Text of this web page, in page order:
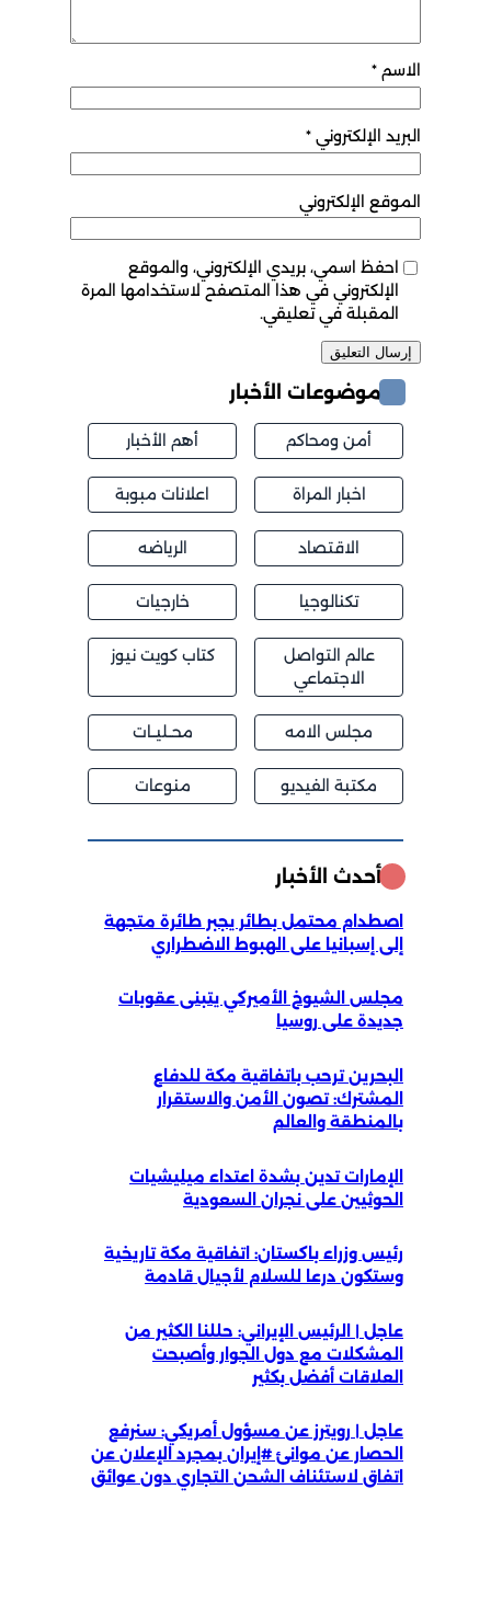
الاسم *
البريد الإلكتروني *
الموقع الإلكتروني
احفظ اسمي، بريدي الإلكتروني، والموقع
الإلكتروني في هذا المتصفح لاستخدامها المرة
المقبلة في تعليقي.
موضوعات الأخبار
أمن ومحاكم أهم الأخبار
اخبار المراة اعلانات مبوبة
الاقتصاد الرياضه
تكنالوجيا خارجيات
عالم التواصل
الاجتماعي
كتاب كويت نيوز
مجلس الامه محــليــات
مكتبة الفيديو منوعات
أحدث الأخبار
اصطدام محتمل بطائر يجبر طائرة متجهة
إلى إسبانيا على الهبوط الاضطراري
مجلس الشيوخ الأميركي يتبنى عقوبات
جديدة على روسيا
البحرين ترحب باتفاقية مكة للدفاع
المشترك: تصون الأمن والاستقرار
بالمنطقة والعالم
الإمارات تدين بشدة اعتداء ميليشيات
الحوثيين على نجران السعودية
رئيس وزراء باكستان: اتفاقية مكة تاريخية
وستكون درعا للسلام لأجيال قادمة
عاجل | الرئيس الإيراني: حللنا الكثير من
المشكلات مع دول الجوار وأصبحت
العلاقات أفضل بكثير
عاجل | رويترز عن مسؤول أمريكي: سنرفع
الحصار عن موانئ #إيران بمجرد الإعلان عن
اتفاق لاستئناف الشحن التجاري دون عوائق